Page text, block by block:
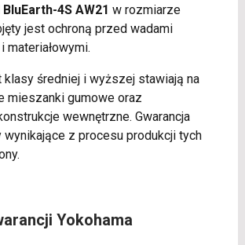
BluEarth-4S AW21 w rozmiarze
jest ochroną przed wadami
materiałowymi.
klasy średniej i wyższej stawiają na
mieszanki gumowe oraz
wewnętrzne. Gwarancja
wynikające z procesu produkcji tych
Yokohama